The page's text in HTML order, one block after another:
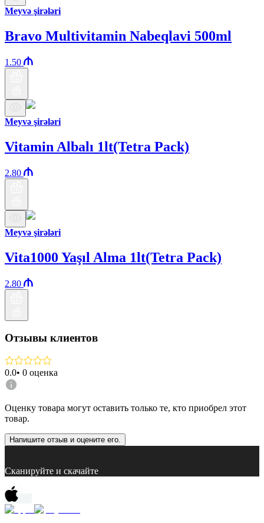
Meyvə şirələri
Bravo Multivitamin Nabeqlavi 500ml
1.50
Meyvə şirələri
Vitamin Albalı 1lt(Tetra Pack)
2.80
Meyvə şirələri
Vita1000 Yaşıl Alma 1lt(Tetra Pack)
2.80
Отзывы клиентов
0.0• 0 оценка
Оценку товара могут оставить только те, кто приобрел этот
товар.
Напишите отзыв и оцените его.
Сканируйте и скачайте